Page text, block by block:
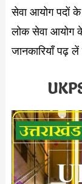
सेवा आयोग पदों के
लोक सेवा आयोग
जानकारियाँ पढ़